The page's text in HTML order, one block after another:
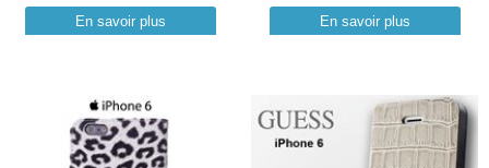
En savoir plus En savoir plus